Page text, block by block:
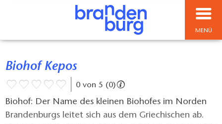
MENÜ
Biohof Kepos
0 von 5 (0)
Biohof: Der Name des kleinen Biohofes im Norden
Brandenburgs leitet sich aus dem Griechischen ab.